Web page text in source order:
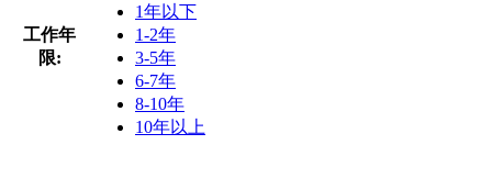
工作年
限:
1年以下
1-2年
3-5年
6-7年
8-10年
10年以上